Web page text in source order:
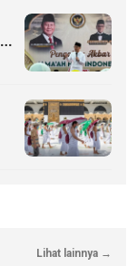
Lihat lainnya →